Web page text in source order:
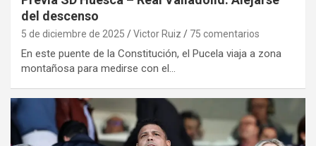
del descenso
5 de diciembre de 2025 Victor Ruiz 75 comentarios
En este puente de la Constitución, el Pucela viaja a zona
montañosa para medirse con el…